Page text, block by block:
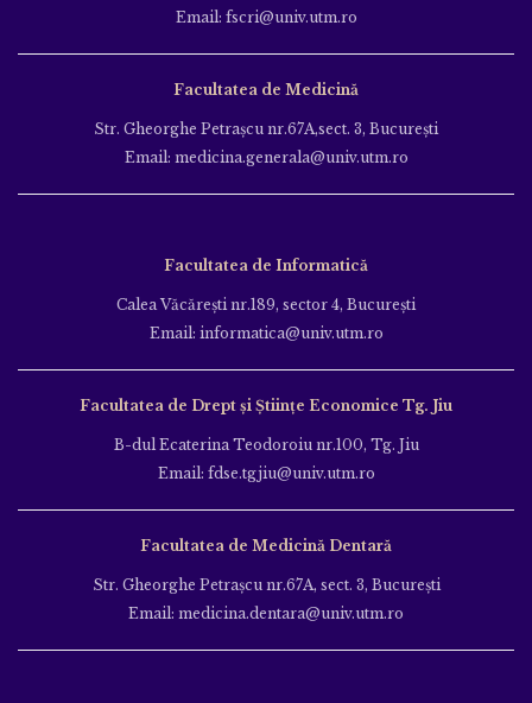
Email: fscri@univ.utm.ro
Facultatea de Medicină
Str. Gheorghe Petraşcu nr.67A,sect. 3, Bucureşti
Email: medicina.generala@univ.utm.ro
Facultatea de Informatică
Calea Văcăreşti nr.189, sector 4, Bucureşti
Email: informatica@univ.utm.ro
Facultatea de Drept și Științe Economice Tg. Jiu
B-dul Ecaterina Teodoroiu nr.100, Tg. Jiu
Email: fdse.tgjiu@univ.utm.ro
Facultatea de Medicină Dentară
Str. Gheorghe Petraşcu nr.67A, sect. 3, Bucureşti
Email: medicina.dentara@univ.utm.ro